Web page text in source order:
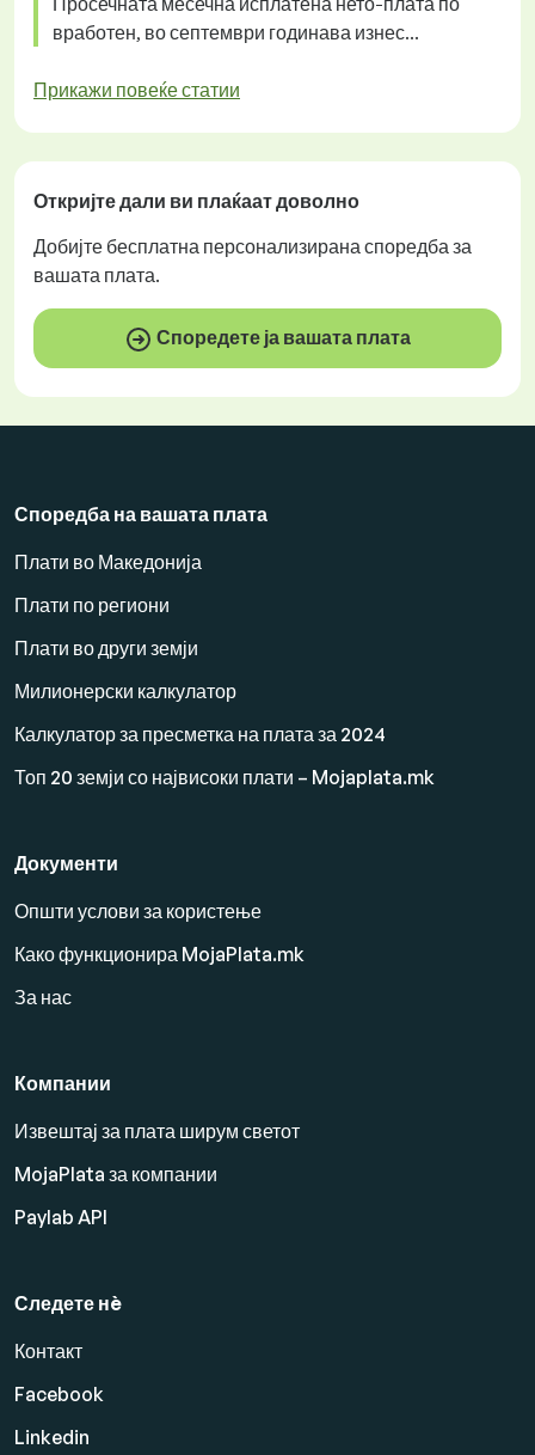
вработен, во септември годинава изнес...
Прикажи повеќе статии
Откријте дали ви плаќаатдоволно
Добијте бесплатна персонализирана споредба за
вашата плата.
Споредете ја вашата плата
Споредба на вашата плата
Плати во Македонија
Плати по региони
Плати во други земји
Милионерски калкулатор
Калкулатор за пресметка на плата за 2024
Топ 20 земји со највисоки плати – Mojaplata.mk
Документи
Општи услови за користење
Како функционира MojaPlata.mk
За нас
Компании
Извештај за плата ширум светот
MojaPlata за компании
Paylab API
Следете нè
Контакт
Facebook
Linkedin